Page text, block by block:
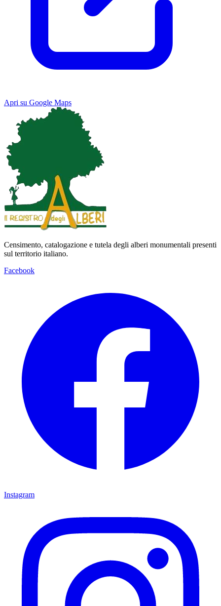
Apri su Google Maps
Map Satellite
Keyboard shortcuts
Censimento, catalogazione e tutela degli alberi monumentali presenti
sul territorio italiano.
Facebook
Instagram